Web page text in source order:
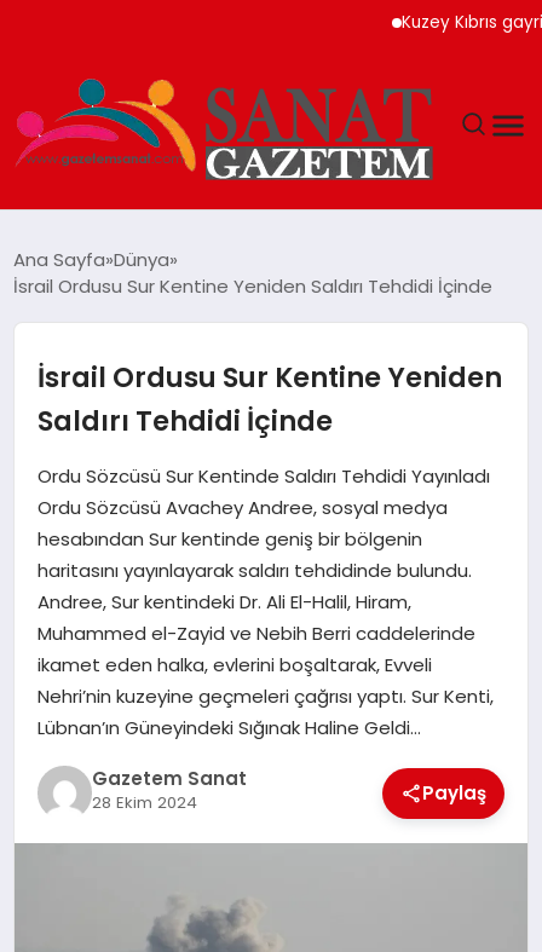
Kuzey Kıbrıs
SIYASET
SPOR
YAŞAM
EKONOMI
SAĞLIK
DÜNYA
EĞITIM
Ana Sayfa Dünya
İsrail Ordusu Sur Kentine Yeniden Saldırı Tehdidi İçinde
İsrail Ordusu Sur Kentine Yeniden
Saldırı Tehdidi İçinde
Ordu Sözcüsü Sur Kentinde Saldırı Tehdidi Yayınladı
Ordu Sözcüsü Avachey Andree, sosyal medya
hesabından Sur kentinde geniş bir bölgenin
haritasını yayınlayarak saldırı tehdidinde bulundu.
Andree, Sur kentindeki Dr. Ali El-Halil, Hiram,
Muhammed el-Zayid ve Nebih Berri caddelerinde
ikamet eden halka, evlerini boşaltarak, Evveli
Nehri’nin kuzeyine geçmeleri çağrısı yaptı. Sur Kenti,
Lübnan’ın Güneyindeki Sığınak Haline Geldi…
Gazetem Sanat
28 Ekim 2024 Paylaş